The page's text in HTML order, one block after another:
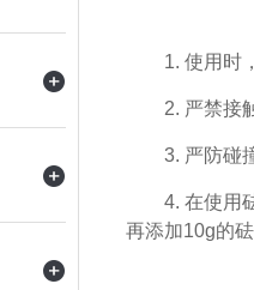
1. 使用时
2. 严禁接
3. 严防碰
4. 在使用
再添加10g的